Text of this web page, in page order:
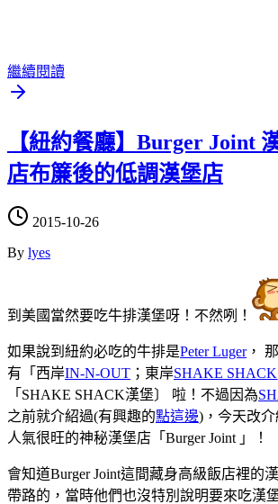
繼續閱讀
【紐約餐廳】Burger Joint
店布簾後的低調漢堡店
2015-10-26
By lyes
到美國當然要吃牛排漢堡呀！不然咧！
如果說到紐約必吃的牛排是Peter Luger，
有「西岸IN-N-OUT ；東岸SHAKE SHACK
「SHAKE SHACK漢堡〕 啦！不過因為
之前就介紹過(有興趣的點這邊)，今天改
人氣很旺的神秘漢堡店「Burger Joint 」！
會知道Burger Joint這間藏身高級飯店裡的
帶路的，當時他們也沒特別說明要來吃漢